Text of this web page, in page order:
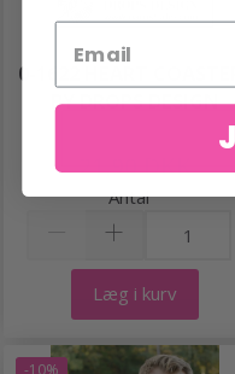
0-1622 HEART
BY DROPS DESIGN
21,90 DKK
Antal
Læg i kurv
-10%